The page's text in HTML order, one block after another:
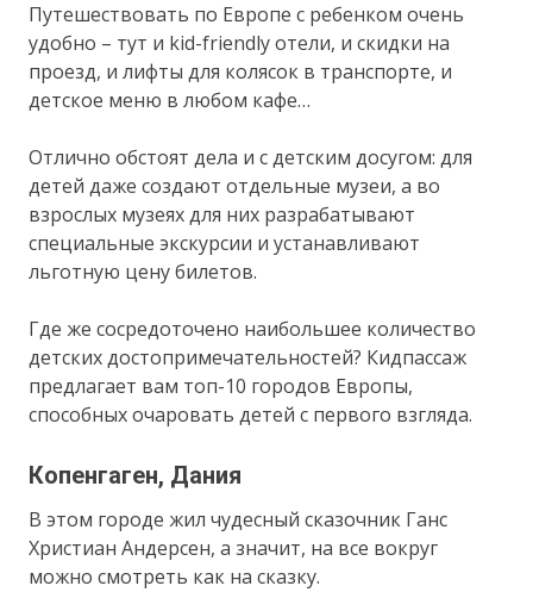
Путешествовать по Европе с ребенком очень
удобно – тут и kid-friendly отели, и скидки на
проезд, и лифты для колясок в транспорте, и
детское меню в любом кафе…
Отлично обстоят дела и с детским досугом: для
детей даже создают отдельные музеи, а во
взрослых музеях для них разрабатывают
специальные экскурсии и устанавливают
льготную цену билетов.
Где же сосредоточено наибольшее количество
детских достопримечательностей? Кидпассаж
предлагает вам топ-10 городов Европы,
способных очаровать детей с первого взгляда.
Копенгаген, Дания
В этом городе жил чудесный сказочник Ганс
Христиан Андерсен, а значит, на все вокруг
можно смотреть как на сказку.